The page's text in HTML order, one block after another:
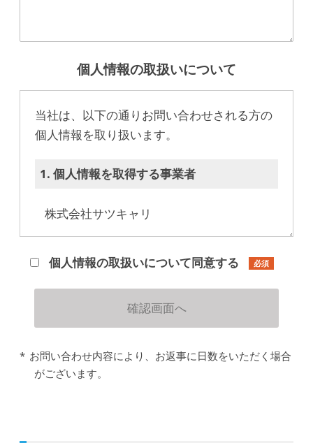
個人情報の取扱いについて
当社は、以下の通りお問い合わせされる方の
個人情報を取り扱います。
1. 個人情報を取得する事業者
株式会社サツキャリ
2. 当社の個人情報管理者
メールアドレス：soumubu@career-
TEL：011-281-5423
個人情報の取扱いについて同意する 必須
お問い合わせ内容により、お返事に日数をいただく場合
がございます。